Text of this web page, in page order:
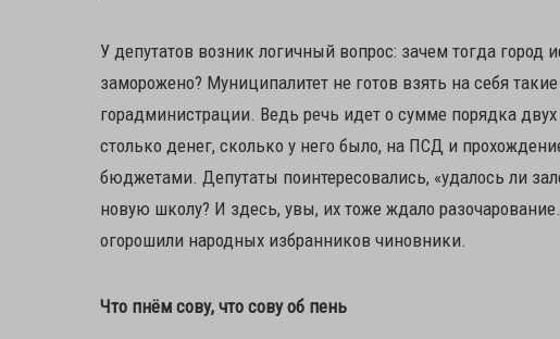
У депутатов возник логичный вопрос: зачем тогда город
заморожено? Муниципалитет не готов взять на себя
горадминистрации. Ведь речь идет о сумме порядка
столько денег, сколько у него было, на ПСД и
бюджетами. Депутаты поинтересовались, «удалось ли
новую школу? И здесь, увы, их тоже ждало
огорошили народных избранников чиновники.
Что пнём сову, что сову об пень